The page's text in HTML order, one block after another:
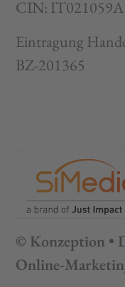
CIN:
Eintragung
BZ-201365
© Konzeption •
Online-